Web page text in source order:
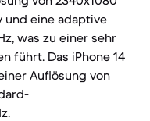
und eine adaptive
was zu einer sehr
führt. Das iPhone 14
Auflösung von